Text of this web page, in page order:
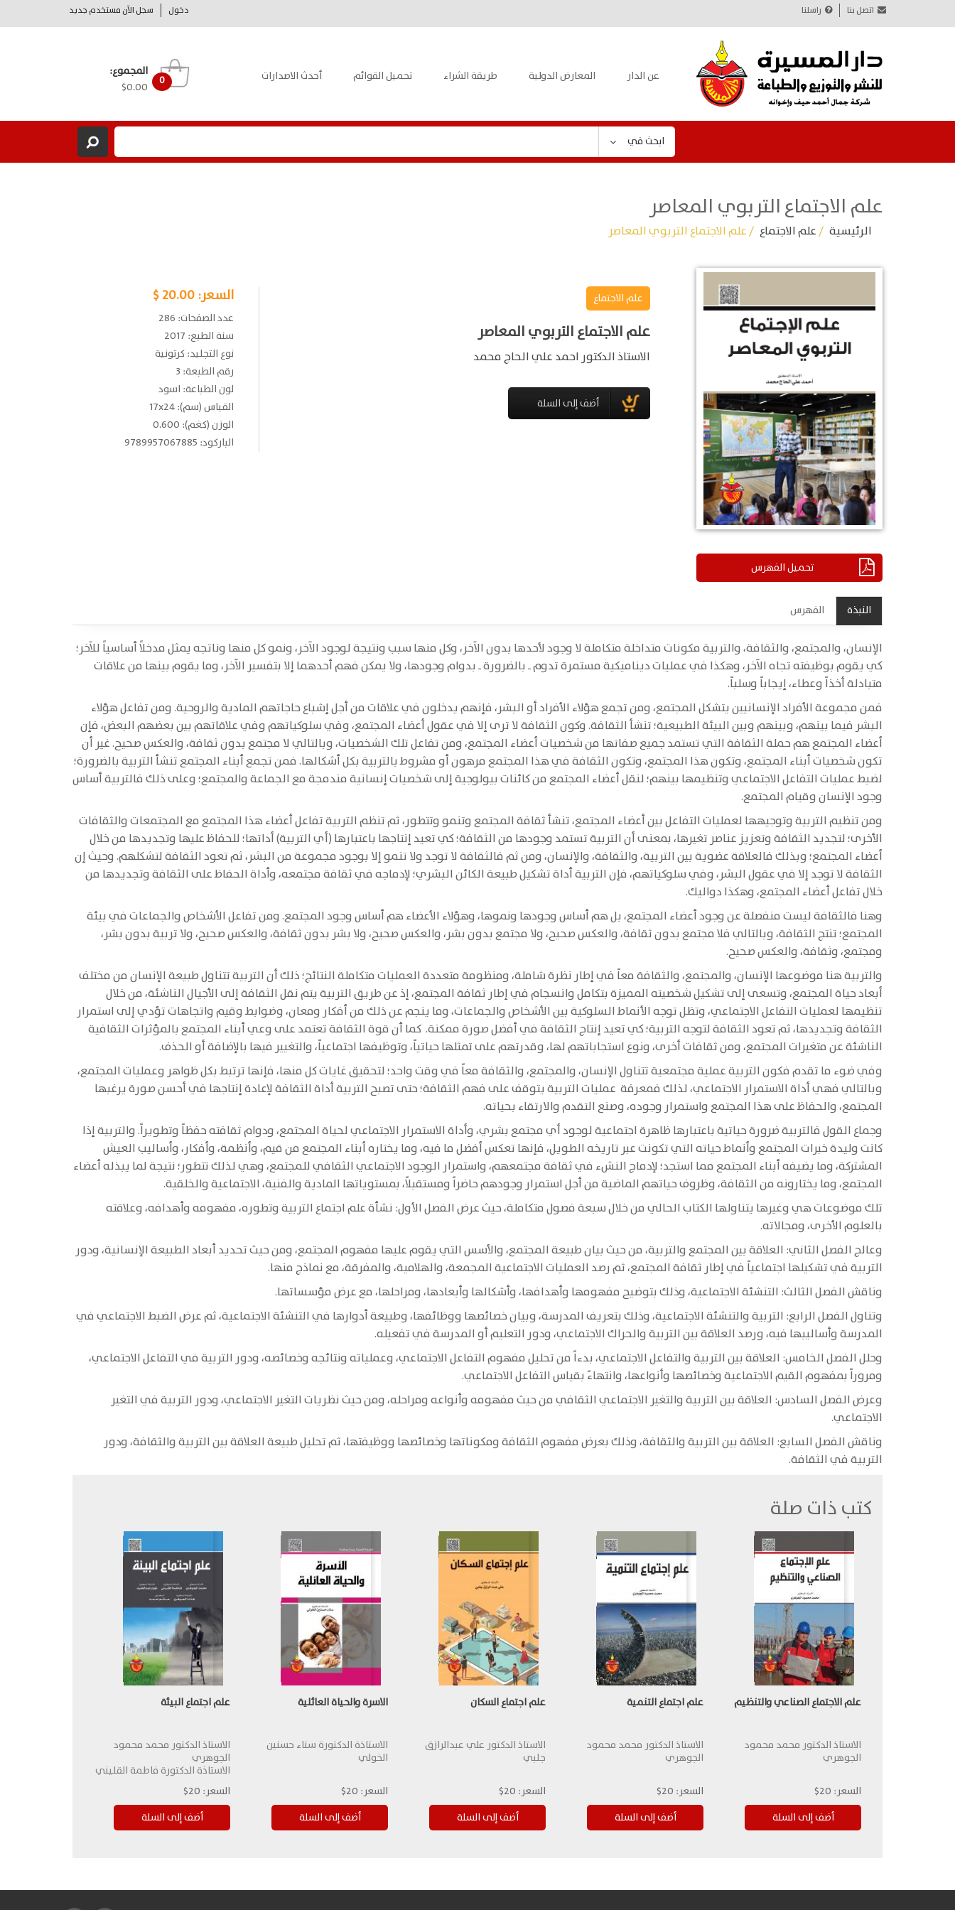
دخول سجل الآن مستخدم جديد اتصل بنا راسلنا
عن الدار المعارض الدولية طريقة الشراء تحميل القوائم أحدث الاصدارات 0
المجموع:
$0.00
ابحث في
علم الاجتماع التربوي المعاصر
الرئيسية /علم الاجتماع / علم الاجتماع التربوي المعاصر
تحميل الفهرس
علم الاجتماع
علم الاجتماع التربوي المعاصر
الاستاذ الدكتور احمد علي الحاج محمد
السعر:20.00 $
عدد الصفحات: 286
سنة الطبع: 2017
نوع التجليد: كرتونية
رقم الطبعة: 3
لون الطباعة: اسود
القياس (سم): 17x24
الوزن (كغم): 0.600
الباركود: 9789957067885
النبذة الفهرس
الإنسان، والمجتمع، والثقافة، والتربية مكونات متداخلة متكاملة لا وجود لأحدها بدون الآخر، وكل منها سبب ونتيجة لوجود الآخر، ونمو كل منها وناتجه يمثل مدخلاً أساسياً للآخر؛
كي يقوم بوظيفته تجاه الآخر، وهكذا في عمليات ديناميكية مستمرة تدوم ـ بالضرورة ـ بدوام وجودها، ولا يمكن فهم أحدهما إلا بتفسير الآخر، وما يقوم بينها من علاقات
متبادلة أخذاً وعطاء، إيجاباً وسلباً.
فمن مجموعة الأفراد الإنسانيين يتشكل المجتمع، ومن تجمع هؤلاء الأفراد أو البشر، فإنهم يدخلون في علاقات من أجل إشباع حاجاتهم المادية والروحية. ومن تفاعل هؤلاء
البشر فيما بينهم، وبينهم وبين البيئة الطبيعية؛ تنشأ الثقافة. وكون الثقافة لا ترى إلا في عقول أعضاء المجتمع، وفي سلوكياتهم وفي علاقاتهم بين بعضهم البعض، فإن
أعضاء المجتمع هم حملة الثقافة التي تستمد جميع صفاتها من شخصيات أعضاء المجتمع، ومن تفاعل تلك الشخصيات، وبالتالي لا مجتمع بدون ثقافة، والعكس صحيح. غير أن
تكون شخصيات أبناء المجتمع، وتكون هذا المجتمع، وتكون الثقافة في هذا المجتمع مرهون أو مشروط بالتربية بكل أشكالها. فمن تجمع أبناء المجتمع تنشأ التربية بالضرورة؛
لضبط عمليات التفاعل الاجتماعي وتنظيمها بينهم؛ لنقل أعضاء المجتمع من كائنات بيولوجية إلى شخصيات إنسانية مندمجة مع الجماعة والمجتمع؛ وعلى ذلك فالتربية أساس
وجود الإنسان وقيام المجتمع.
ومن تنظيم التربية وتوجيهها لعمليات التفاعل بين أعضاء المجتمع، تنشأ ثقافة المجتمع وتنمو وتتطور، ثم تنظم التربية تفاعل أعضاء هذا المجتمع مع المجتمعات والثقافات
الأخرى؛ لتجديد الثقافة وتعزيز عناصر تغيرها، بمعنى أن التربية تستمد وجودها من الثقافة؛ كي تعيد إنتاجها باعتبارها (أي التربية) أداتها؛ للحفاظ عليها وتجديدها من خلال
أعضاء المجتمع؛ وبذلك فالعلاقة عضوية بين التربية، والثقافة، والإنسان، ومن ثم فالثقافة لا توجد ولا تنمو إلا بوجود مجموعة من البشر، ثم تعود الثقافة لتشكلهم. وحيث إن
الثقافة لا توجد إلا في عقول البشر، وفي سلوكياتهم، فإن التربية أداة تشكيل طبيعة الكائن البشري؛ لإدماجه في ثقافة مجتمعه، وأداة الحفاظ على الثقافة وتجديدها من
خلال تفاعل أعضاء المجتمع، وهكذا دواليك.
وهنا فالثقافة ليست منفصلة عن وجود أعضاء المجتمع، بل هم أساس وجودها ونموها، وهؤلاء الأعضاء هم أساس وجود المجتمع. ومن تفاعل الأشخاص والجماعات في بيئة
المجتمع؛ تنتج الثقافة، وبالتالي فلا مجتمع بدون ثقافة، والعكس صحيح، ولا مجتمع بدون بشر، والعكس صحيح، ولا بشر بدون ثقافة، والعكس صحيح، ولا تربية بدون بشر،
ومجتمع، وثقافة، والعكس صحيح.
والتربية هنا موضوعها الإنسان، والمجتمع، والثقافة معاً في إطار نظرة شاملة، ومنظومة متعددة العمليات متكاملة النتائج؛ ذلك أن التربية تتناول طبيعة الإنسان من مختلف
أبعاد حياة المجتمع، وتسعى إلى تشكيل شخصيته المميزة بتكامل وانسجام في إطار ثقافة المجتمع، إذ عن طريق التربية يتم نقل الثقافة إلى الأجيال الناشئة، من خلال
تنظيمها لعمليات التفاعل الاجتماعي، وتظل توجه الأنماط السلوكية بين الأشخاص والجماعات، وما ينجم عن ذلك من أفكار ومعان، وضوابط وقيم واتجاهات تؤدي إلى استمرار
الثقافة وتجديدها، ثم تعود الثقافة لتوجه التربية؛ كي تعيد إنتاج الثقافة في أفضل صورة ممكنة. كما أن قوة الثقافة تعتمد على وعي أبناء المجتمع بالمؤثرات الثقافية
الناشئة عن متغيرات المجتمع، ومن ثقافات أخرى، ونوع استجاباتهم لها، وقدرتهم على تمثلها حياتياً، وتوظيفها اجتماعياً، والتغيير فيها بالإضافة أو الحذف.
وفي ضوء ما تقدم فكون التربية عملية مجتمعية تتناول الإنسان، والمجتمع، والثقافة معاً في وقت واحد؛ لتحقيق غايات كل منها، فإنها ترتبط بكل ظواهر وعمليات المجتمع،
وبالتالي فهي أداة الاستمرار الاجتماعي، لذلك فمعرفة عمليات التربية يتوقف على فهم الثقافة؛ حتى تصبح التربية أداة الثقافة لإعادة إنتاجها في أحسن صورة يرغبها
المجتمع، والحفاظ على هذا المجتمع واستمرار وجوده، وصنع التقدم والارتقاء بحياته.
وجماع القول فالتربية ضرورة حياتية باعتبارها ظاهرة اجتماعية لوجود أي مجتمع بشري، وأداة الاستمرار الاجتماعي لحياة المجتمع، ودوام ثقافته حفظاً وتطويراً. والتربية إذا
كانت وليدة خبرات المجتمع وأنماط حياته التي تكونت عبر تاريخه الطويل، فإنها تعكس أفضل ما فيه، وما يختاره أبناء المجتمع من قيم، وأنظمة، وأفكار، وأساليب العيش
المشتركة، وما يضيفه أبناء المجتمع مما استجد؛ لإدماج النشء في ثقافة مجتمعهم، واستمرار الوجود الاجتماعي الثقافي للمجتمع، وهي لذلك تتطور؛ نتيجة لما يبذله أعضاء
المجتمع، وما يختارونه من الثقافة، وظروف حياتهم الماضية من أجل استمرار وجودهم حاضراً ومستقبلاً، بمستوياتها المادية والفنية، الاجتماعية والخلقية.
تلك موضوعات هي وغيرها يتناولها الكتاب الحالي من خلال سبعة فصول متكاملة، حيث عرض الفصل الأول: نشأة علم اجتماع التربية وتطوره، مفهومه وأهدافه، وعلاقته
بالعلوم الأخرى، ومجالاته.
وعالج الفصل الثاني: العلاقة بين المجتمع والتربية، من حيث بيان طبيعة المجتمع، والأسس التي يقوم عليها مفهوم المجتمع، ومن حيث تحديد أبعاد الطبيعة الإنسانية، ودور
التربية في تشكيلها اجتماعياً في إطار ثقافة المجتمع، ثم رصد العمليات الاجتماعية المجمعة، والهلامية، والمفرقة، مع نماذج منها.
وناقش الفصل الثالث: التنشئة الاجتماعية، وذلك بتوضيح مفهومها وأهدافها، وأشكالها وأبعادها، ومراحلها، مع عرض مؤسساتها.
وتناول الفصل الرابع: التربية والتنشئة الاجتماعية، وذلك بتعريف المدرسة، وبيان خصائصها ووظائفها، وطبيعة أدوارها في التنشئة الاجتماعية، ثم عرض الضبط الاجتماعي في
المدرسة وأساليبها فيه، ورصد العلاقة بين التربية والحراك الاجتماعي، ودور التعليم أو المدرسة في تفعيله.
وحلل الفصل الخامس: العلاقة بين التربية والتفاعل الاجتماعي، بدءاً من تحليل مفهوم التفاعل الاجتماعي، وعملياته ونتائجه وخصائصه، ودور التربية في التفاعل الاجتماعي،
ومروراً بمفهوم القيم الاجتماعية وخصائصها وأنواعها، وانتهاءً بقياس التفاعل الاجتماعي.
وعرض الفصل السادس: العلاقة بين التربية والتغير الاجتماعي الثقافي من حيث مفهومه وأنواعه ومراحله، ومن حيث نظريات التغير الاجتماعي، ودور التربية في التغير
الاجتماعي.
وناقش الفصل السابع: العلاقة بين التربية والثقافة، وذلك بعرض مفهوم الثقافة ومكوناتها وخصائصها ووظيفتها، ثم تحليل طبيعة العلاقة بين التربية والثقافة، ودور
التربية في الثقافة.
كتب ذات صلة
علم الاجتماع الصناعي والتنظيم
الاستاذ الدكتور محمد محمود
الجوهري
السعر: 20$
علم اجتماع التنمية
الاستاذ الدكتور محمد محمود
الجوهري
السعر: 20$
علم اجتماع السكان
الاستاذ الدكتور علي عبدالرازق
جلبي
السعر: 20$
الاسرة والحياة العائلية
الاستاذة الدكتورة سناء حسنين
الخولي
السعر: 20$
علم اجتماع البيئة
الاستاذ الدكتور محمد محمود
الجوهري
الاستاذة الدكتورة فاطمة القليني
السعر: 20$